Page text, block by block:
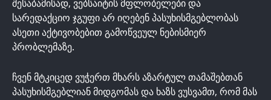
შესაბამისად, ვებსაიტის მფლობელები და
სარედაქციო ჯგუფი არ იღებენ პასუხისმგებლობას
ასეთი აქტივობებით გამოწვეულ ნებისმიერ
პრობლემაზე.
ჩვენ მტკიცედ ვუჭერთ მხარს აზარტულ თამაშებთან
პასუხისმგებლიან მიდგომას და ხაზს ვუსვამთ, რომ მას